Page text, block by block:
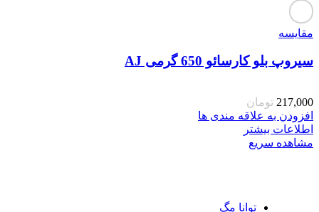
مقایسه
سیروپ بلو کارسائو 650 گرمی AJ
217,000 تومان
افزودن به علاقه مندی ها
اطلاعات بیشتر
مشاهده سریع
توانا مگ